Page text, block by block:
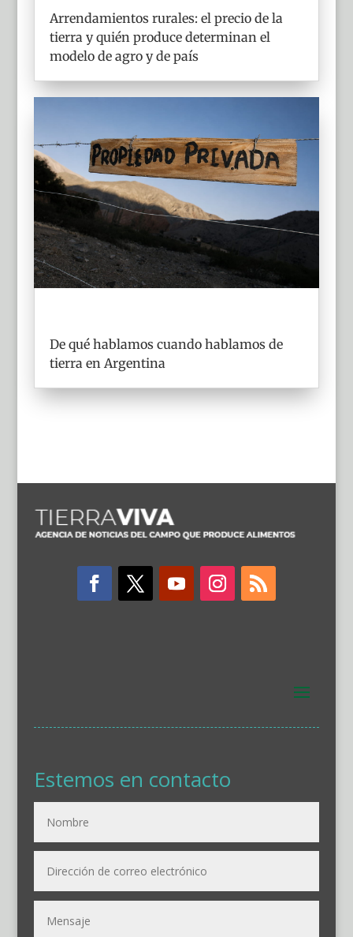
Arrendamientos rurales: el precio de la
tierra y quién produce determinan el
modelo de agro y de país
De qué hablamos cuando hablamos de
tierra en Argentina
Estemos en contacto